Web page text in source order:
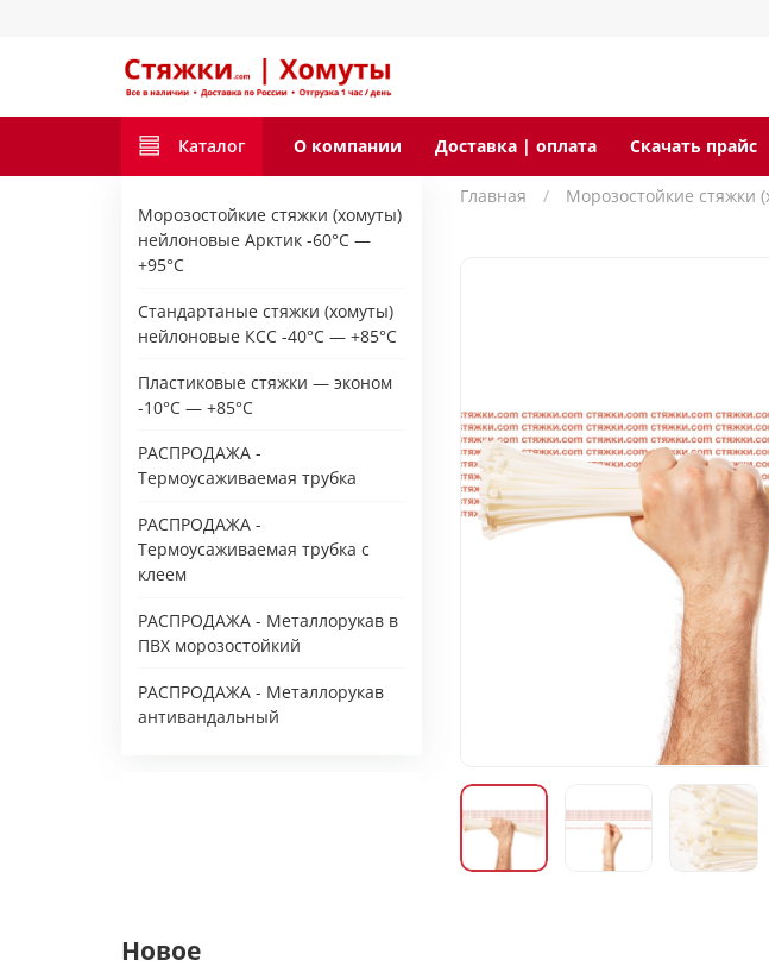
Каталог О компании Доставка | оплата Скачать прайс
Главная Морозостойкие стяжки
Морозостойкие стяжки (хомуты)
нейлоновые Арктик -60°C —
+95°C
Стандартаные стяжки (хомуты)
нейлоновые КСС -40°C — +85°C
Пластиковые стяжки — эконом
-10°С — +85°С
РАСПРОДАЖА -
Термоусаживаемая трубка
РАСПРОДАЖА -
Термоусаживаемая трубка с
клеем
РАСПРОДАЖА - Металлорукав в
ПВХ морозостойкий
РАСПРОДАЖА - Металлорукав
антивандальный
Новое